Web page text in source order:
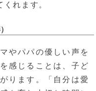
れます。
やパパの優しい声を
感じることは、子ど
ります。「自分は愛